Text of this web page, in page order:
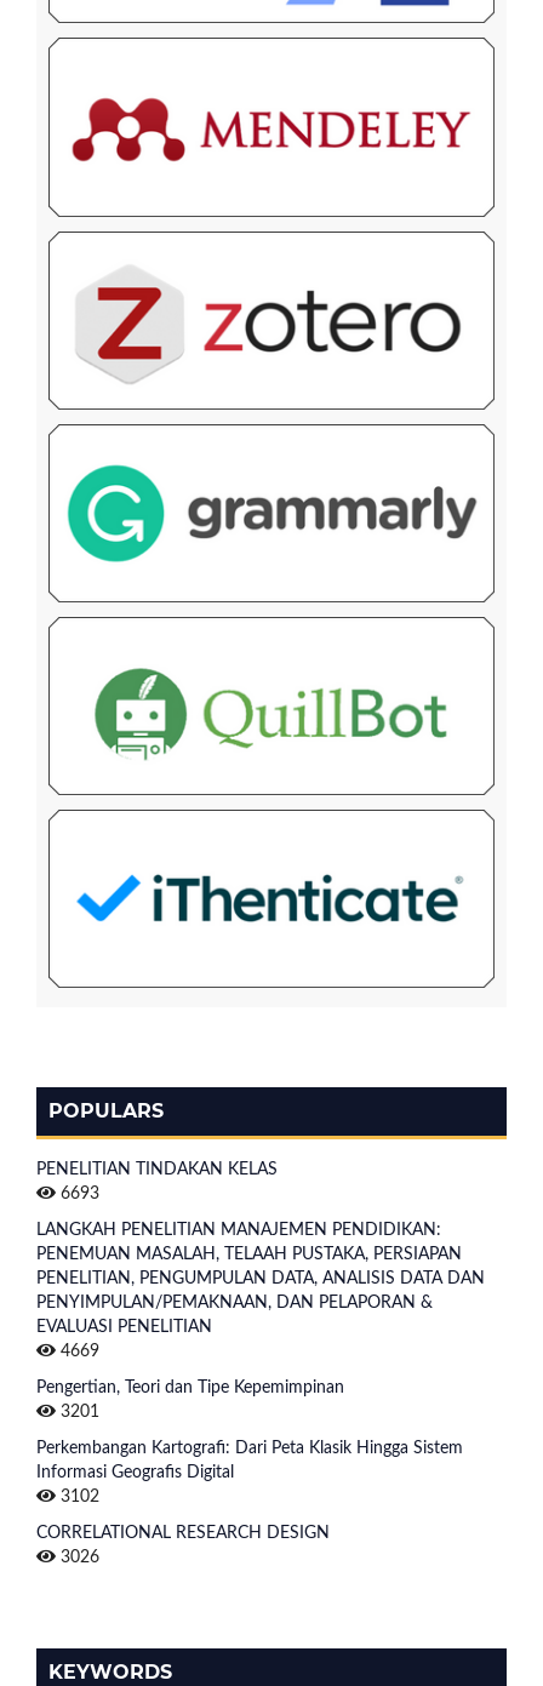
POPULARS
PENELITIAN TINDAKAN KELAS
6693
LANGKAH PENELITIAN MANAJEMEN PENDIDIKAN:
PENEMUAN MASALAH, TELAAH PUSTAKA, PERSIAPAN
PENELITIAN, PENGUMPULAN DATA, ANALISIS DATA DAN
PENYIMPULAN/PEMAKNAAN, DAN PELAPORAN &
EVALUASI PENELITIAN
4669
Pengertian, Teori dan Tipe Kepemimpinan
3201
Perkembangan Kartografi: Dari Peta Klasik Hingga Sistem
Informasi Geografis Digital
3102
CORRELATIONAL RESEARCH DESIGN
3026
KEYWORDS